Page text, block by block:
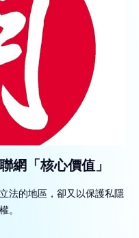
網「核心價值」
法的地區，卻又以保護私隱
。